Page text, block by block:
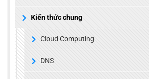
Kiến thức chung
Cloud Computing
DNS